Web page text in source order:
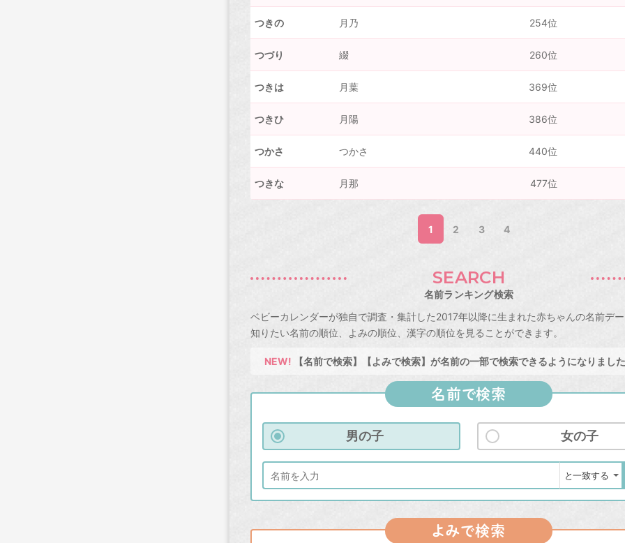
つきの 月乃 254位
つづり 綴 260位
つきは 月葉 369位
つきひ 月陽 386位
つかさ つかさ 440位
つきな 月那 477位
1 2 3 4
SEARCH
名前ランキング検索
ベビーカレンダーが独自で調査・集計した2017年以降に生まれた赤ちゃんの名前デ
知りたい名前の順位、よみの順位、漢字の順位を見ることができます。
NEW! 【名前で検索】【よみで検索】が名前の一部で検索できるようになりまし
名前で検索
男の子 女の子
よみで検索